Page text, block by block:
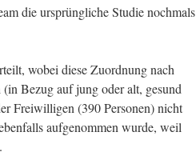
die ursprüngliche Studie nochmals
wobei diese Zuordnung nach
Bezug auf jung oder alt, gesund
Freiwilligen (390 Personen) nicht
aufgenommen wurde, weil